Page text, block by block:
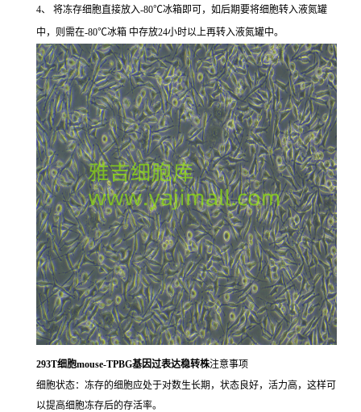
4、 将冻存细胞直接放入-80℃冰箱即可，如后期要将细胞转入液氮罐
中，则需在-80℃冰箱 中存放24小时以上再转入液氮罐中。
293T细胞mouse-TPBG基因过表达稳转株注意事项
细胞状态：冻存的细胞应处于对数生长期，状态良好，活力高，这样可
以提高细胞冻存后的存活率。